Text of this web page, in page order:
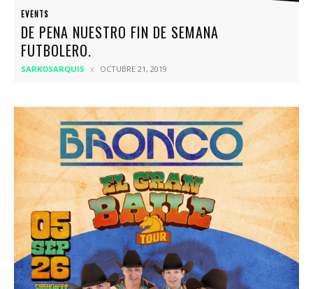
EVENTS
DE PENA NUESTRO FIN DE SEMANA
FUTBOLERO.
SARKOSARQUIS OCTUBRE 21, 2019